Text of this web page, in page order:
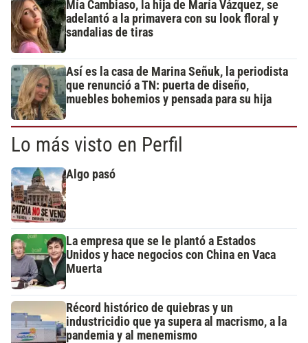
Mía Cambiaso, la hija de María Vázquez, se
adelantó a la primavera con su look floral y
sandalias de tiras
Así es la casa de Marina Señuk, la periodista
que renunció a TN: puerta de diseño,
muebles bohemios y pensada para su hija
Lo más visto en Perfil
Algo pasó
La empresa que se le plantó a Estados
Unidos y hace negocios con China en Vaca
Muerta
Récord histórico de quiebras y un
industricidio que ya supera al macrismo, a la
pandemia y al menemismo